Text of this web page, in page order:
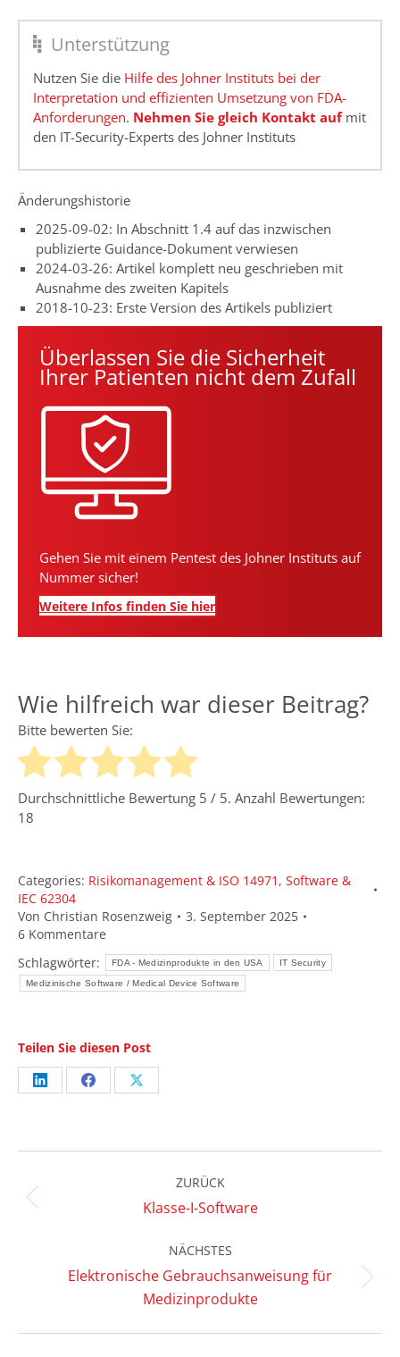
Unterstützung
Nutzen Sie die Hilfe des Johner Instituts bei der
Interpretation und effizienten Umsetzung von FDA-
Anforderungen. Nehmen Sie gleich Kontakt aufmit
den IT-Security-Experts des Johner Instituts
Änderungshistorie
2025-09-02: In Abschnitt 1.4 auf das inzwischen
publizierte Guidance-Dokument verwiesen
2024-03-26: Artikel komplett neu geschrieben mit
Ausnahme des zweiten Kapitels
2018-10-23: Erste Version des Artikels publiziert
Überlassen Sie die Sicherheit
Ihrer Patienten nicht dem Zufall
Gehen Sie mit einem Pentest des Johner Instituts auf
Nummer sicher!
Weitere Infos finden Sie hier
Wie hilfreich war dieser Beitrag?
Bitte bewerten Sie:
Durchschnittliche Bewertung 5 / 5. Anzahl Bewertungen:
18
Categories: Risikomanagement & ISO 14971 , Software &
IEC 62304
Von Christian Rosenzweig
3. September 2025
6 Kommentare
Schlagwörter:
FDA - Medizinprodukte in den USA IT Security
Medizinische Software / Medical Device Software
Teilen Sie diesen Post
Share
LinkedIn
Share
Facebook
Share
X
Kommentarnavigation
ZURÜCK
Vorheriger
Klasse-I-Software
NÄCHSTES
Nächster
Beitrag:
Elektronische Gebrauchsanweisung für
Medizinprodukte